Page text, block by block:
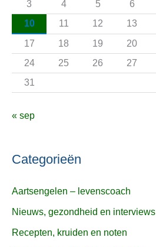
r
:
3
4 5 6
10
11 12 13
17
18 19 20
24
25 26 27
31
« sep
Categorieën
Aartsengelen – levenscoach
Nieuws, gezondheid en interviews
Recepten, kruiden en noten